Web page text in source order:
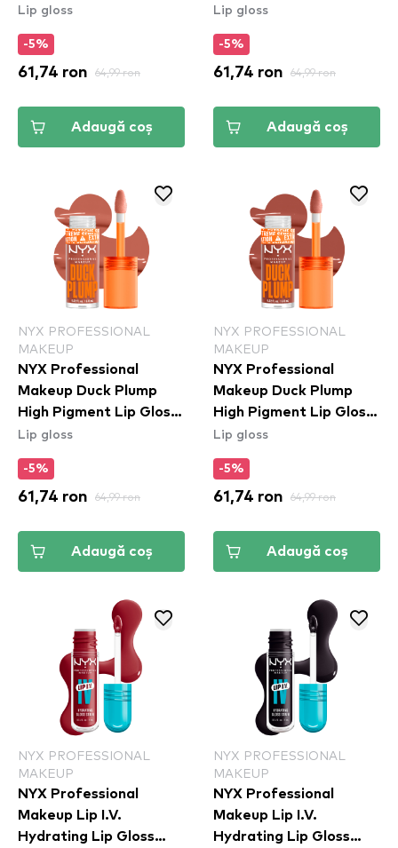
- Mauve Out Of My
Lip gloss
-5%
61,74 ron 64,99 ron
Adaugă coș
- Pick Me Pink (DPLL11)
Lip gloss
-5%
61,74 ron 64,99 ron
Adaugă coș
NYX PROFESSIONAL
MAKEUP
NYX Professional
Makeup Duck Plump
High Pigment Lip Gloss
- Apri-Caught
Lip gloss
-5%
61,74 ron 64,99 ron
Adaugă coș
NYX PROFESSIONAL
MAKEUP
NYX Professional
Makeup Duck Plump
High Pigment Lip Gloss
- Brown Of Applause
Lip gloss
-5%
61,74 ron 64,99 ron
Adaugă coș
NYX PROFESSIONAL
MAKEUP
NYX Professional
Makeup Lip I.V.
Hydrating Lip Gloss
NYX PROFESSIONAL
MAKEUP
NYX Professional
Makeup Lip I.V.
Hydrating Lip Gloss